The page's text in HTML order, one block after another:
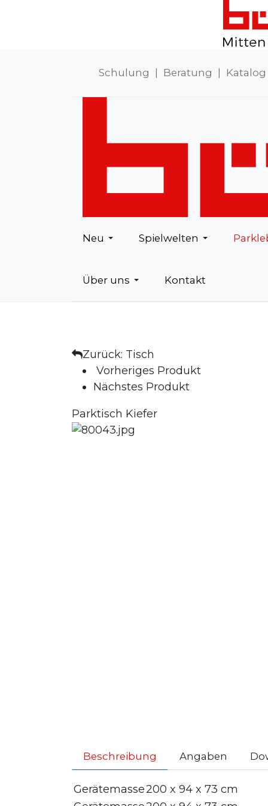
Schulung Beratung Katalog
Neu Spielwelten
Über uns Kontakt
Zurück: Tisch
Vorheriges Produkt
Nächstes Produkt
Parktisch Kiefer
Beschreibung Angaben
Gerätemasse200 x 94 x 73 cm